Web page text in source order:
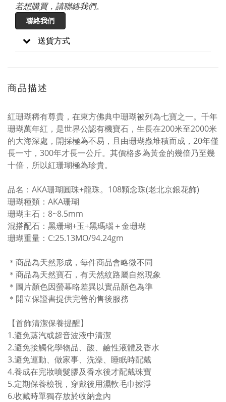
若想購買，請聯絡我們。
聯絡我們
送貨方式
商品描述
紅珊瑚稀有尊貴，在東方佛典中珊瑚被列為七寶之一。 千年
珊瑚萬年紅，是世界公認有機寶石，生長在200米至2000米
的大海深處，開採極為不易，且由珊瑚蟲堆積而成，20年僅
長一寸，300年才長一公斤。 其價格多為黃金的幾倍乃至幾
十倍，所以紅珊瑚極為珍貴。
品名：AKA珊瑚圓珠+龍珠。108顆念珠(老北京銀花飾)
珊瑚種類：AKA珊瑚
珊瑚主石：8~8.5mm
混搭配石：黑珊瑚+玉+黑瑪瑙＋金珊瑚
珊瑚重量：C:25.13MO/94.24gm
＊商品為天然形成，每件商品會略微不同
＊商品為天然寶石，有天然紋路屬自然現象
＊圖片顏色因螢幕略差異以實品顏色為準
＊開立保證書提供完善的售後服務
【首飾清潔保養提醒】
1.避免蒸汽或超音波液中清潔
2.避免接觸化學物品、酸、鹼性液體及香水
3.避免運動、做家事、洗澡、睡眠時配戴
4.養成在完妝噴髮膠及香水後才配戴珠寶
5.定期保養檢視，穿戴後用濕軟毛巾擦淨
6.收藏時單獨存放於收納盒內